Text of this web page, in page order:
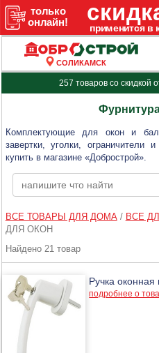
СОЛИКАМСК
257 товаров со скидкой
Комплектующие для окон и
завертки, уголки,
купить в магазине «Добрострой».
ВСЕ ТОВАРЫ ДЛЯ ДОМА/ ВСЕ
ДЛЯ ОКОН
Найдено 21 товар
Ручка
подробнее о